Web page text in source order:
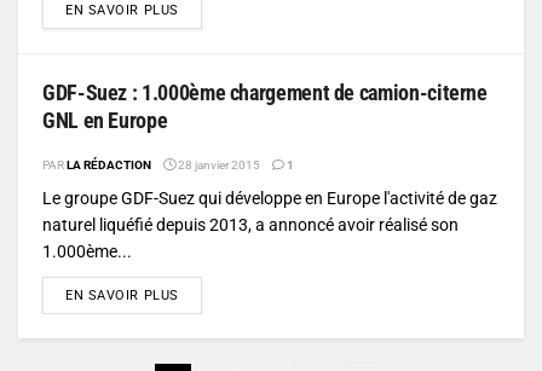
EN SAVOIR PLUS
GDF-Suez : 1.000ème chargement de camion-citerne
GNL en Europe
PARLA RÉDACTION 28 janvier 2015 1
Le groupe GDF-Suez qui développe en Europe l'activité de gaz
naturel liquéfié depuis 2013, a annoncé avoir réalisé son
1.000ème...
EN SAVOIR PLUS